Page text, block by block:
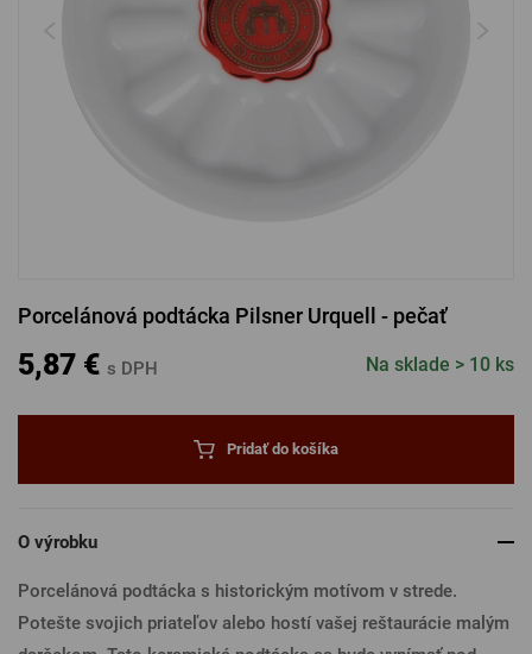
Nová registrácia
PRIHLÁSENIE CEZ SEZNAM
Porcelánová podtácka Pilsner Urquell - pečať
5,87 € s DPH Na sklade > 10 ks
Pridať do košíka
O výrobku
Porcelánová podtácka s historickým motívom v strede.
Potešte svojich priateľov alebo hostí vašej reštaurácie malým